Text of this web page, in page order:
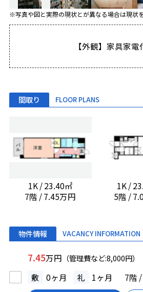
※写真や図と実際の現状とが異なる場合は現状
【外観】家具家
間取り FLOOR PLANS
1K / 23.40㎡
7階 / 7.45万円
1K /
5階 /
物件情報 VACANCY INFORMATION
7.45万円 （管理費など:8,000円）
敷 0ヶ月 礼 1ヶ月 7階